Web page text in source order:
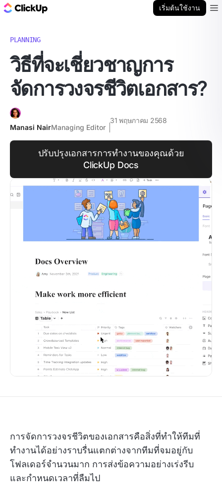
เริ่มต้นใช้งาน
PLANNING
วิธีที่จะเชี่ยวชาญการ
จัดการวงจรชีวิตเอกสาร?
Manasi NairManaging Editor
31 พฤษภาคม 2568
ปรับปรุงเอกสารการทำงานของคุณด้วย
ClickUp Docs
การจัดการวงจรชีวิตของเอกสารคือสิ่งที่ทำให้ทีมที่
ทำงานได้อย่างราบรื่นแตกต่างจากทีมที่จมอยู่กับ
โฟลเดอร์จำนวนมาก การส่งข้อความอย่างเร่งรีบ
และกำหนดเวลาที่ลืมไป